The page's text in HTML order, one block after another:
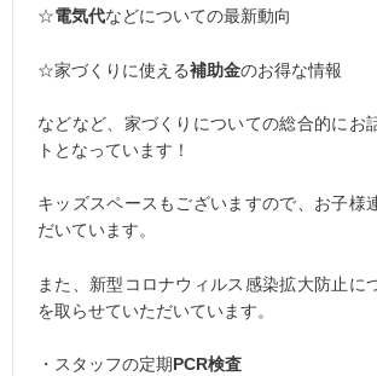
☆電気代などについての最新動向
☆家づくりに使える補助金のお得な情報
などなど、家づくりについての総合的にお
トとなっています！
キッズスペースもございますので、お子様
だいています。
また、新型コロナウィルス感染拡大防止に
を取らせていただいています。
・スタッフの定期PCR検査